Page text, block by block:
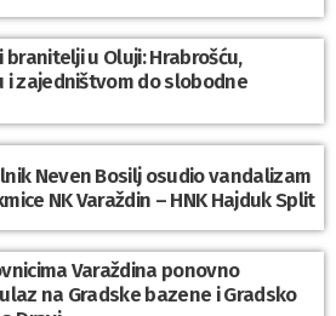
branitelji u Oluji: Hrabrošću,
i zajedništvom do slobodne
Neven Bosilj osudio vandalizam
NK Varaždin – HNK Hajduk Split
Varaždina ponovno
na Gradske bazene i Gradsko